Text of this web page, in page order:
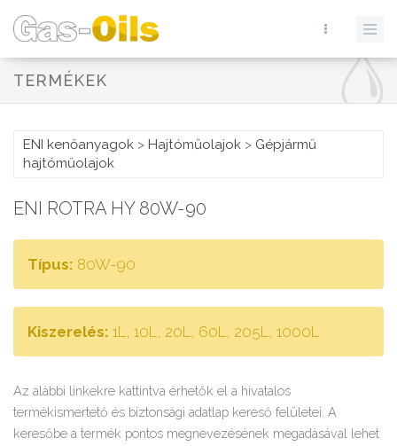
TERMÉKEK
ENI kenőanyagok > Hajtóműolajok > Gépjármű
hajtóműolajok
ENI ROTRA HY 80W-90
Típus: 80W-90
Kiszerelés: 1L, 10L, 20L, 60L, 205L, 1000L
Az alábbi linkekre kattintva érhetők el a hivatalos
termékismertető és biztonsági adatlap kereső felületei. A
keresőbe a termék pontos megnevezésének megadásával lehet